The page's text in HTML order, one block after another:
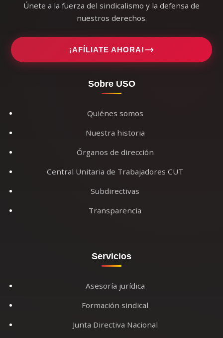
Únete a la fuerza del sindicalismo y la defensa de
nuestros derechos.
¡AFÍLIATE AHORA!
Sobre USO
Quiénes somos
Nuestra historia
Órganos de dirección
Central Unitaria de Trabajadores CUT
Subdirectivas
Transparencia
Servicios
Asesoría jurídica
Formación sindical
Junta Directiva Nacional